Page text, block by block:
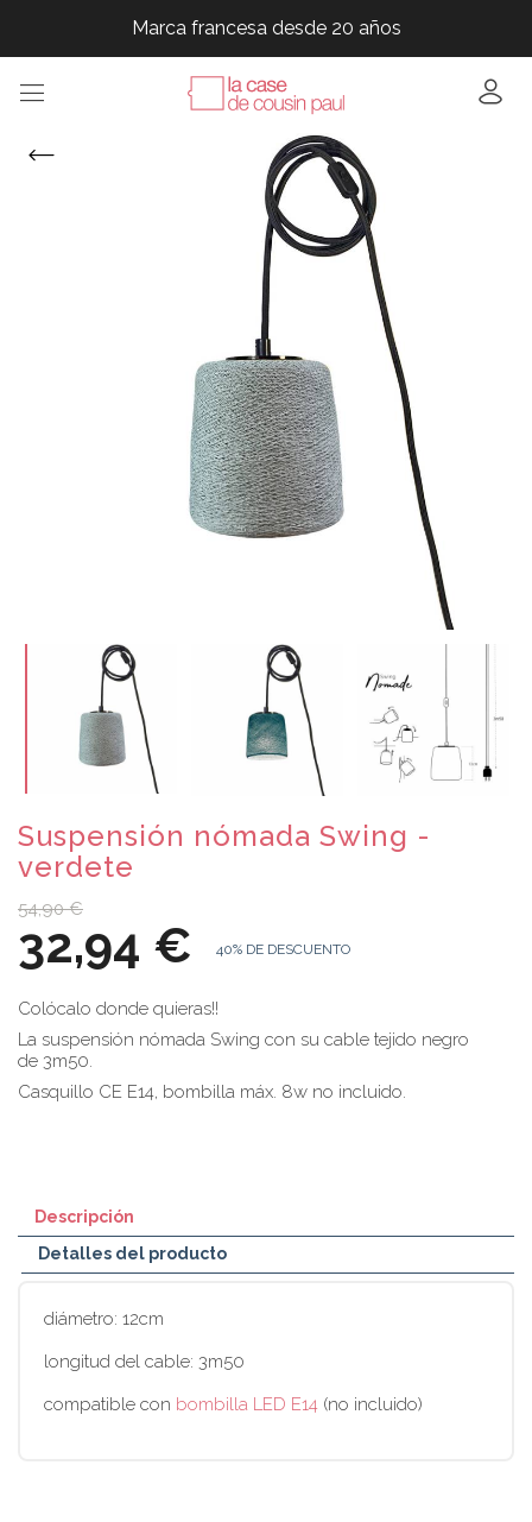
Marca francesa desde 20 años
Marca francesa desde 20 años
Marca francesa desde 20 años
Suspensión nómada Swing -
verdete
54,90 €
32,94 € 40% DE DESCUENTO
Colócalo donde quieras!!
La suspensión nómada Swing con su cable tejido negro
de 3m50.
Casquillo CE E14, bombilla máx. 8w no incluido.
Descripción
Detalles del producto
diámetro: 12cm
longitud del cable: 3m50
compatible con bombilla LED E14 (no incluido)